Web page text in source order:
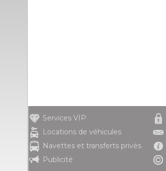
Services VIP
Locations de véhicules
Navettes et transferts privés
Publicité